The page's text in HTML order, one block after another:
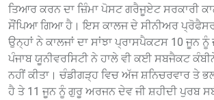
ਤਿਆਰ ਕਰਨ ਦਾ ਜ਼ਿੰਮਾ ਪੋਸਟ ਗਰੈਜੂਏਟ ਸਰਕਾਰੀ
ਸੌਂਪਿਆ ਗਿਆ ਹੈ। ਇਸ ਕਾਲਜ ਦੇ ਸੀਨੀਅਰ
ਉਨ੍ਹਾਂ ਨੇ ਕਾਲਜਾਂ ਦਾ ਸਾਂਝਾ ਪ੍ਰਾਸਪੈਕਟਸ 10 ਜੂਨ ਨੂੰ
ਪੰਜਾਬ ਯੂਨੀਵਰਸਿਟੀ ਨੇ ਹਾਲੇ ਵੀ ਕਈ ਸਬਜੈਕਟ
ਨਹੀਂ ਕੀਤਾ। ਚੰਡੀਗੜ੍ਹ ਵਿਚ ਅੱਜ ਸ਼ਨਿਚਰਵਾਰ ਤੇ
ਹੈ ਤੇ 11 ਜੂਨ ਨੂੰ ਗੁਰੂ ਅਰਜਨ ਦੇਵ ਜੀ ਸ਼ਹੀਦੀ ਪੁਰਬ